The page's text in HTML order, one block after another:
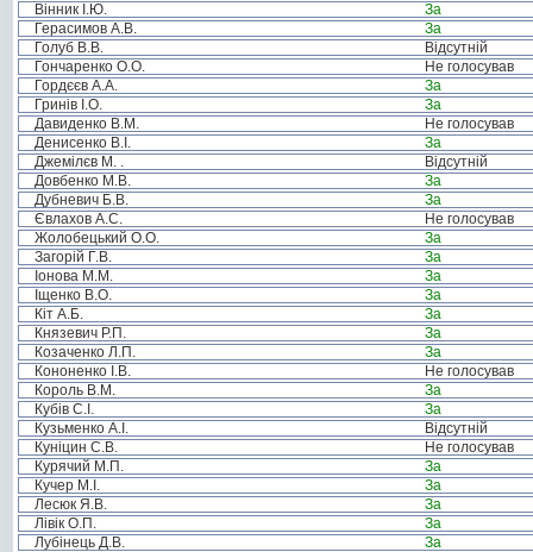
Вінник І.Ю.
За
Герасимов А.В.
За
Голуб В.В.
Відсутній
Гончаренко О.О.
Не голосував
Гордєєв А.А.
За
Гринів І.О.
За
Давиденко В.М.
Не голосував
Денисенко В.І.
За
Джемілєв М. .
Відсутній
Довбенко М.В.
За
Дубневич Б.В.
За
Євлахов А.С.
Не голосував
Жолобецький О.О.
За
Загорій Г.В.
За
Іонова М.М.
За
Іщенко В.О.
За
Кіт А.Б.
За
Князевич Р.П.
За
Козаченко Л.П.
За
Кононенко І.В.
Не голосував
Король В.М.
За
Кубів С.І.
За
Кузьменко А.І.
Відсутній
Куніцин С.В.
Не голосував
Курячий М.П.
За
Кучер М.І.
За
Лесюк Я.В.
За
Лівік О.П.
За
Лубінець Д.В.
За